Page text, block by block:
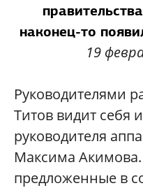
наконец-то
19
Руководителями
Титов видит себя
руководителя
Максима
предложенные в